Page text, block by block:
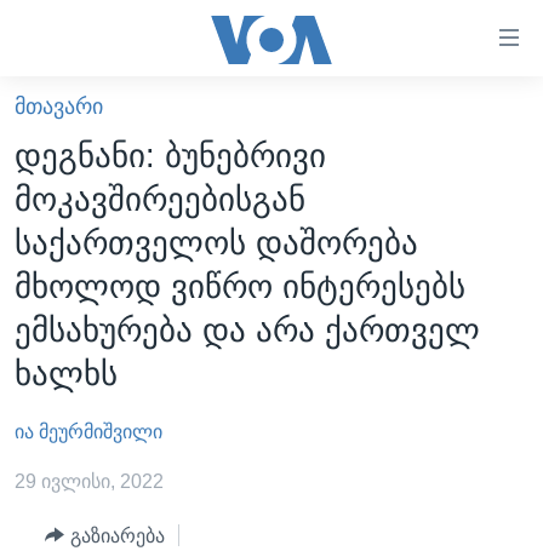
ხელმისაწვდომობისთვის
გადადით
მთავარზე
გადადით
მთავარ
ნავიგაციაზე
გადადით
ძიებაზე
ᲐᲮᲐᲚᲘ ᲐᲛᲑᲔᲑᲘ
ᲡᲐᲥᲐᲠᲗᲕᲔᲚᲝ
ᲐᲨᲨ
ᲐᲨᲨ-ᲘᲡ ᲐᲠᲩᲔᲕᲜᲔᲑᲘ 2024
ᲛᲡᲝᲤᲚᲘᲝ
ᲕᲘᲓᲔᲝᲔᲑᲘ
ᲒᲐᲓᲐᲪᲔᲛᲔᲑᲘ
ᲕᲐᲨᲘᲜᲒᲢᲝᲜᲘ ᲓᲦᲔᲡ
ᲮᲔᲓᲕᲐ ᲕᲐᲨᲘᲜᲒᲢᲝᲜᲘᲓᲐᲜ
ᲡᲮᲕᲐ ᲡᲘᲐᲮᲚᲔᲔᲑᲘ
ᲞᲝᲚᲘᲢᲘᲙᲐ
ᲠᲣᲡᲔᲗᲘᲡ ᲨᲔᲭᲠᲐ ᲣᲙᲠᲐᲘᲜᲐᲨᲘ
ᲛᲗᲐᲕᲐᲠᲘ
დეგნანი: ბუნებრივი
მოკავშირეებისგან
საქართველოს დაშორება
მხოლოდ ვიწრო ინტერესებს
ემსახურება და არა ქართველ
ხალხს
ია მეურმიშვილი
29 ივლისი, 2022
გაზიარება